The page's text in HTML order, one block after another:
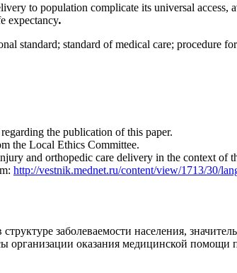
to population complicate its universal
expectancy.
standard; standard of medical care; procedure
the publication of this paper.
the Local Ethics Committee.
and orthopedic care delivery in the context of
http://vestnik.mednet.ru/content/view/1713/30/
заболеваемости населения,
оказания медицинской помощи